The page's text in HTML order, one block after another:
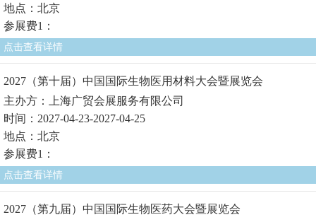
地点：北京
参展费1：
点击查看详情
2027（第十届）中国国际生物医用材料大会暨展览会
主办方：上海广贸会展服务有限公司
时间：2027-04-23-2027-04-25
地点：北京
参展费1：
点击查看详情
2027（第九届）中国国际生物医药大会暨展览会